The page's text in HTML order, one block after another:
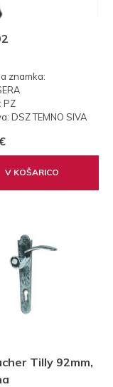
znamka:
PZ
DSZ TEMNO SIVA
kovano železo
kg
240 x 55 mm
V KOŠARICO
Tilly 92mm,